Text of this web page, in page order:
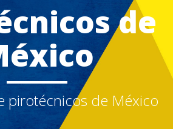
de
pirotécnicos de México